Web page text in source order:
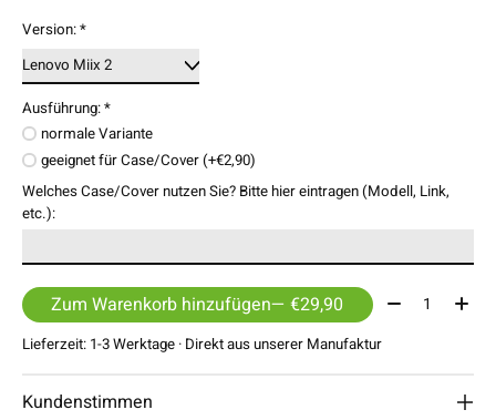
Version:*
Ausführung:*
normale Variante
geeignet für Case/Cover (+€2,90)
Welches Case/Cover nutzen Sie? Bitte hier eintragen (Modell, Link,
etc.):
Zum Warenkorb hinzufügen — €29,90 Menge:
Lieferzeit: 1-3 Werktage · Direkt aus unserer Manufaktur
Kundenstimmen